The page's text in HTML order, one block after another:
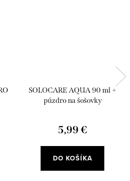
SOLOCARE AQUA 90 ml +
púzdro na šošovky
5,99 €
DO KOŠÍKA